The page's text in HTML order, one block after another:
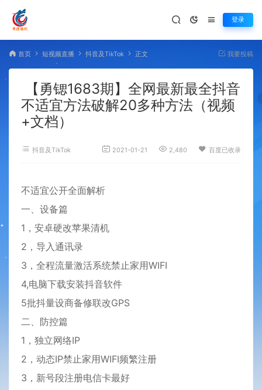
登录
首页 短视频直播 抖音及TikTok 正文 我要投稿
【勇锶1683期】全网最新最全抖音
不适宜方法破解20多种方法（视频
+文档）
抖音及TikTok 2021-01-21 2,480 百度已收录
不适宜公开全面解析
一、设备篇
1，安卓硬改苹果清机
2，导入通讯录
3，全程流量激活系统禁止家用WIFI
4,电脑下载安装抖音软件
5批抖量设商备修联改GPS
二、防控篇
1，独立网络IP
2，动态IP禁止家用WIFI频繁注册
3，新号段注册电信卡最好